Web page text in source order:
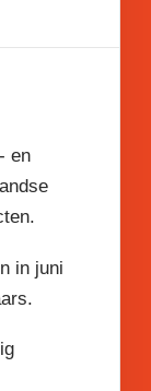
en
in juni